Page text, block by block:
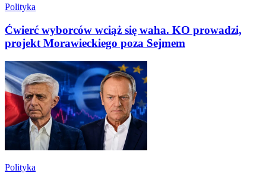
Polityka
Ćwierć wyborców wciąż się waha. KO prowadzi,
projekt Morawieckiego poza Sejmem
Polityka